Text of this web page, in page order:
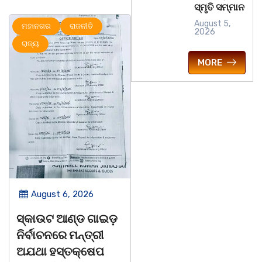
ରାଜନୀତି
6, 2026
ଆଣ୍ଡ ଗାଇଡ଼
ମନ୍ତ୍ରୀ
ରାଜ୍ୟ
ଅବସରପ୍ରାପ୍ତ
ଶିକ୍ଷୟିତ୍ରୀ ଶ୍ରୀମତୀ
ଅନ୍ନପୂର୍ଣ୍ଣା ମିଶ୍ରଙ୍କ
ସ୍ମୃତି ସମ୍ମାନ
August 5,
2026
MORE